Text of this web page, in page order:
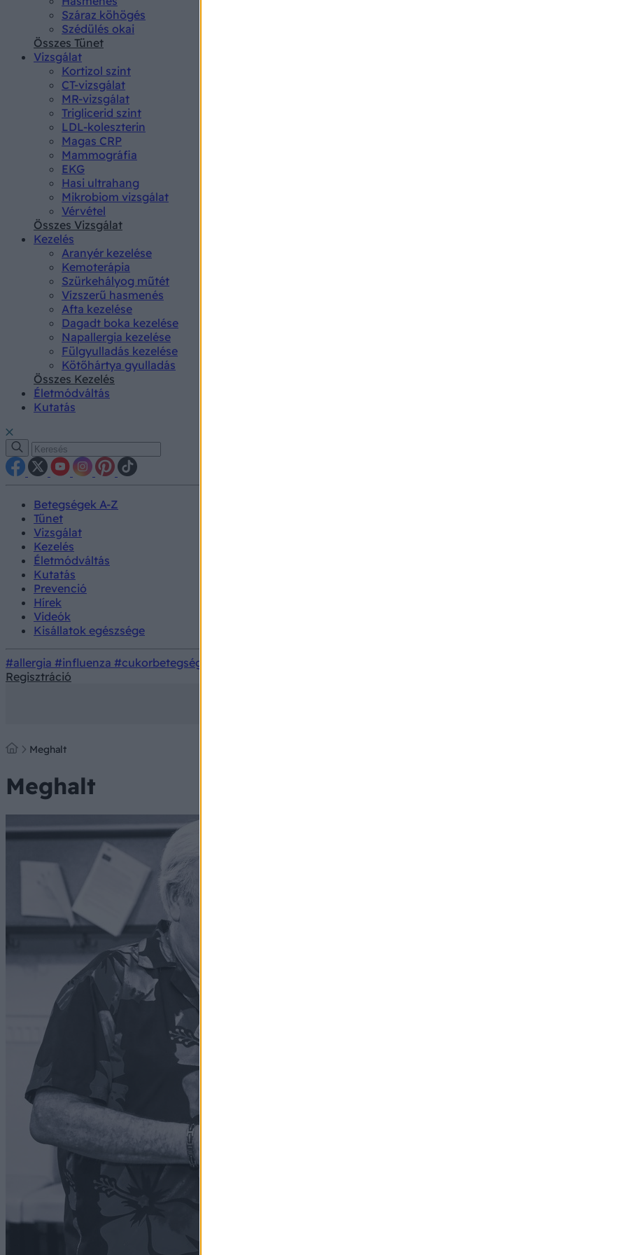
Száraz köhögés
Szédülés okai
Összes Tünet
Vizsgálat
Kortizol szint
CT-vizsgálat
MR-vizsgálat
Triglicerid szint
LDL-koleszterin
Magas CRP
Mammográfia
EKG
Hasi ultrahang
Mikrobiom vizsgálat
Vérvétel
Összes Vizsgálat
Kezelés
Aranyér kezelése
Kemoterápia
Szürkehályog műtét
Vízszerű hasmenés
Afta kezelése
Dagadt boka kezelése
Napallergia kezelése
Fülgyulladás kezelése
Kötőhártya gyulladás
Összes Kezelés
Életmódváltás
Kutatás
Betegségek A-Z
Tünet
Vizsgálat
Kezelés
Életmódváltás
Kutatás
Prevenció
Hírek
Videók
Kisállatok egészsége
#allergia #influenza #cukorbetegség
Regisztráció
Meghalt
Meghalt